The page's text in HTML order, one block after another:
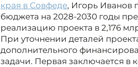
края в Совфеде, Игорь Иванов
бюджета на 2028-2030 годы
реализацию проекта в 2,176
При уточнении деталей
дополнительного
задачи. Первая заключается в